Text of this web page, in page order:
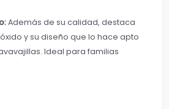
Además de su calidad, destaca
y su diseño que lo hace apto
Ideal para familias